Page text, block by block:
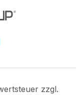
zzgl.